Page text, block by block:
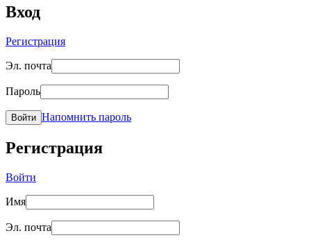
Вход
Регистрация
Эл. почта
Пароль
Войти Напомнить пароль
Регистрация
Войти
Имя
Эл. почта